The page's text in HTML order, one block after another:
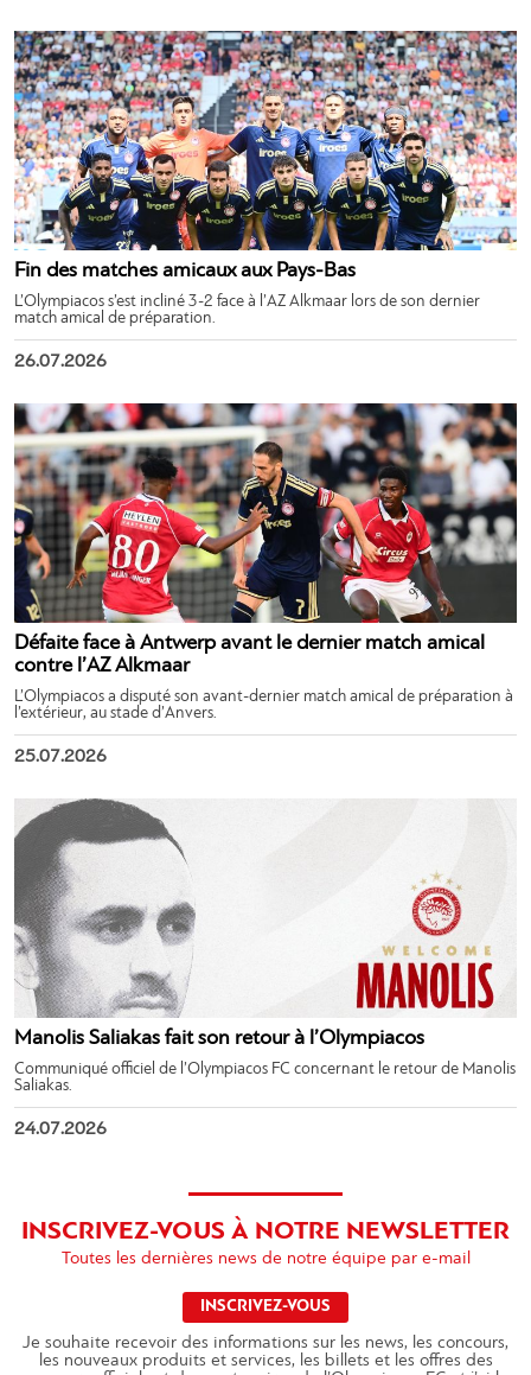
Fin des matches amicaux aux Pays-Bas
L’Olympiacos s’est incliné 3-2 face à l’AZ Alkmaar lors de son dernier
match amical de préparation.
26.07.2026
Défaite face à Antwerp avant le dernier match amical
contre l’AZ Alkmaar
L’Olympiacos a disputé son avant-dernier match amical de préparation à
l’extérieur, au stade d’Anvers.
25.07.2026
Manolis Saliakas fait son retour à l’Olympiacos
Communiqué officiel de l’Olympiacos FC concernant le retour de Manolis
Saliakas.
24.07.2026
INSCRIVEZ-VOUS À NOTRE NEWSLETTER
Toutes les dernières news de notre équipe par e-mail
INSCRIVEZ-VOUS
Je souhaite recevoir des informations sur les news, les concours,
les nouveaux produits et services, les billets et les offres des